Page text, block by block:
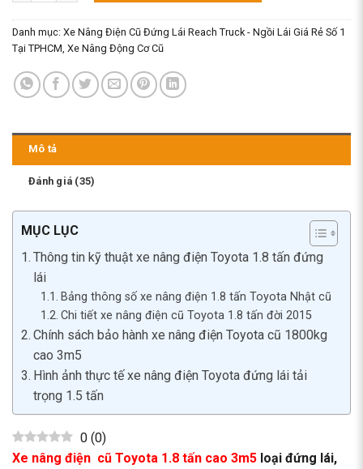
Danh mục: Xe Nâng Điện Cũ Đứng Lái Reach Truck - Ngồi Lái Giá Rẻ Số 1
Tại TPHCM Xe Nâng Động Cơ Cũ
Mô tả
Đánh giá (35)
MỤC LỤC
Thông tin kỹ thuật xe nâng điện Toyota 1.8 tấn đứng
lái
Bảng thông số xe nâng điện 1.8 tấn Toyota Nhật cũ
Chi tiết xe nâng điện cũ Toyota 1.8 tấn đời 2015
Chính sách bảo hành xe nâng điện Toyota cũ 1800kg
cao 3m5
Hình ảnh thực tế xe nâng điện Toyota đứng lái tải
trọng 1.5 tấn
0 (0)
Xe nâng điện cũ Toyota 1.8 tấn cao 3m5 loại đứng lái,